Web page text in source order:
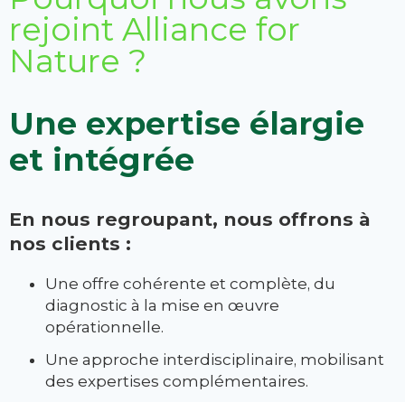
rejoint Alliance for
Nature ?
Une expertise élargie
et intégrée
En nous regroupant, nous offrons à
nos clients :
Une offre cohérente et complète, du
diagnostic à la mise en œuvre
opérationnelle.
Une approche interdisciplinaire, mobilisant
des expertises complémentaires.